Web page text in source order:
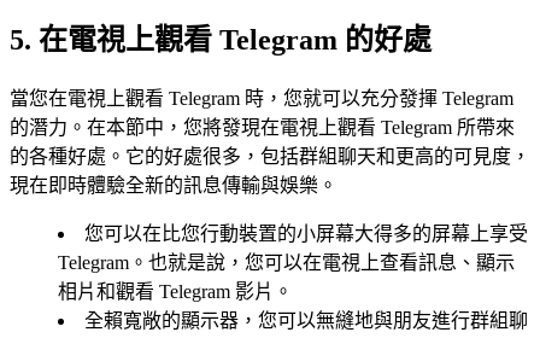
5. 在電視上觀看 Telegram 的好處
當您在電視上觀看 Telegram 時，您就可以充分發揮 Telegram
的潛力。在本節中，您將發現在電視上觀看 Telegram 所帶來
的各種好處。它的好處很多，包括群組聊天和更高的可見度，
現在即時體驗全新的訊息傳輸與娛樂。
您可以在比您行動裝置的小屏幕大得多的屏幕上享受
Telegram。也就是說，您可以在電視上查看訊息、顯示
相片和觀看 Telegram 影片。
全賴寬敞的顯示器，您可以無縫地與朋友進行群組聊